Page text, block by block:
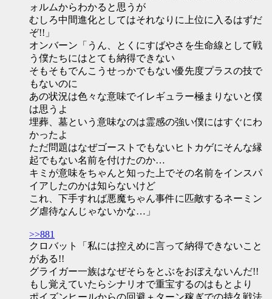
ォルムからわかると思うが
むしろ中間進化としてはそれなりに上位に入るはずだ
ぞ!!」
オンバーン「うん、とくにすばやさを生命線として戦
う僕たちにはとても納得できない
そもそもでんこうせっかでもない優先度プラスの技で
もないのに
あの状況は色々な意味でイレギュラー極まりないと僕
は思うよ
埋葬、墓という意味なのは霊感の強い僕にはすぐにわ
かったよ
ただ問題はなぜゴーストでもないヒトカゲにそんな縁
起でもない名前を付けたのか…
キミが意味をちゃんと知った上でその名前をインスパ
イアしたのかは知らないけど
これ、下手すれば悪魔ちゃん事件に匹敵するネーミン
グ虐待なんじゃないかな…」
>>881
クロバット「私には控えめに言って納得できないこと
がある!!
グライガー一族はなぜそらをとぶをおぼえないんだ!!
もし覚えていたらシナリオで重宝するのはもとより
ポイズンヒールからの回避＋ターン稼ぎでの持久戦法